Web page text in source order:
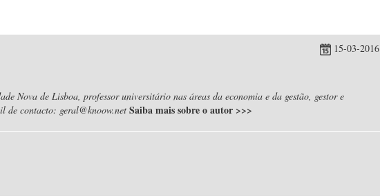
15-03-2016
Nova de Lisboa, professor universitário nas áreas da economia e da gestão, gestor e
de contacto: geral@knoow.net Saiba mais sobre o autor >>>